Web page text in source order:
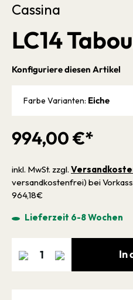
Cassina
LC14
994,00 €*
inkl. MwSt. zzgl.
versandkostenfrei) bei
964,18€
Lieferzeit 6-8 Wochen
Konfiguriere diesen Artikel
Farbe Varianten: Eiche
In